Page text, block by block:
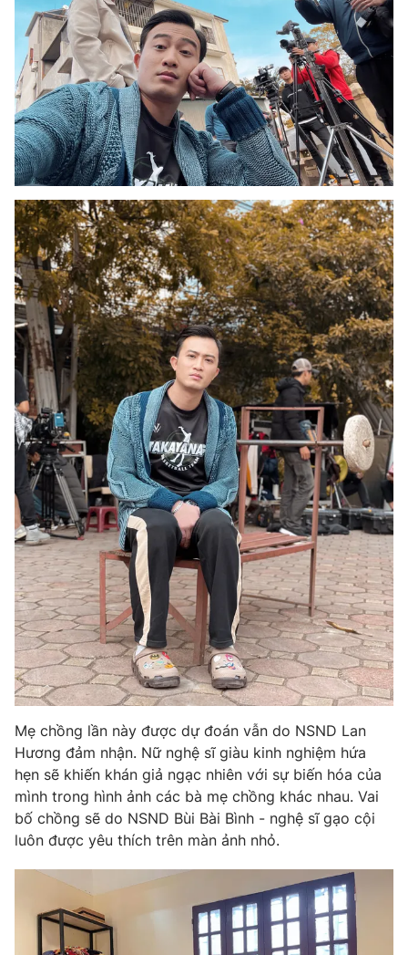
Giấy phép hoạt động báo in và báo điện tử số 483/GP-BTTTT
cấp ngày 29/12/2023
Tổng Biên tập:Vũ Thanh Thủy
Phó Tổng Biên tập:Nguyễn Thị Mỹ Hạnh, Phạm Quốc Thắng,
Nguyễn Trọng Ninh
Tổng đài VTV:024.38 355 931 - 024.38 355 932
Ðiện thoại Thời báo VTV: 024.66 897 897
Email:toasoan@vtv.vn
Liên hệ quảng cáo:024-7300.7108
® Cấm sao chép dưới mọi hình thức nếu không có sự chấp
thuận bằng văn bản. Ghi rõ nguồn VTV.vn khi phát hành lại
thông tin từ website này.
Mẹ chồng lần này được dự đoán vẫn do NSND Lan
Hương đảm nhận. Nữ nghệ sĩ giàu kinh nghiệm hứa
hẹn sẽ khiến khán giả ngạc nhiên với sự biến hóa của
mình trong hình ảnh các bà mẹ chồng khác nhau. Vai
bố chồng sẽ do NSND Bùi Bài Bình - nghệ sĩ gạo cội
luôn được yêu thích trên màn ảnh nhỏ.